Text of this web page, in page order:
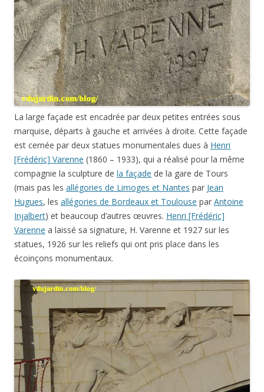
La large façade est encadrée par deux petites entrées sous
marquise, départs à gauche et arrivées à droite. Cette façade
est cernée par deux statues monumentales dues à Henri
[Frédéric] Varenne (1860 – 1933), qui a réalisé pour la même
compagnie la sculpture de la façade de la gare de Tours
(mais pas les allégories de Limoges et Nantes par Jean
Hugues, les allégories de Bordeaux et Toulouse par Antoine
Injalbert) et beaucoup d’autres œuvres. Henri [Frédéric]
Varenne a laissé sa signature, H. Varenne et 1927 sur les
statues, 1926 sur les reliefs qui ont pris place dans les
écoinçons monumentaux.